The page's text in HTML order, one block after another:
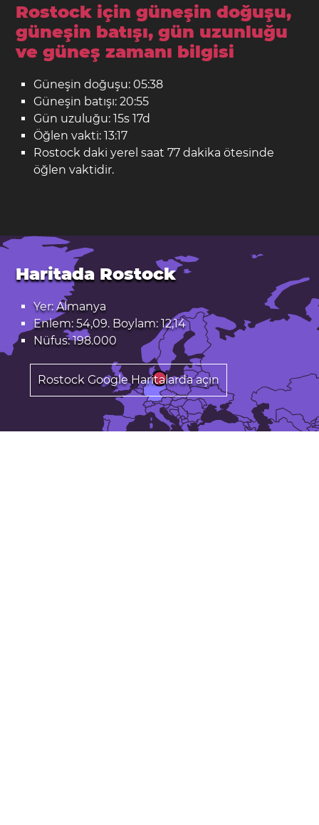
Rostock için güneşin doğuşu,
güneşin batışı, gün uzunluğu
ve güneş zamanı bilgisi
Güneşin doğuşu: 05:38
Güneşin batışı: 20:55
Gün uzuluğu: 15s 17d
Öğlen vakti: 13:17
Rostock daki yerel saat 77 dakika ötesinde
öğlen vaktidir.
Haritada Rostock
Yer: Almanya
Enlem: 54,09. Boylam: 12,14
Nüfus: 198.000
Rostock Google Haritalarda açın